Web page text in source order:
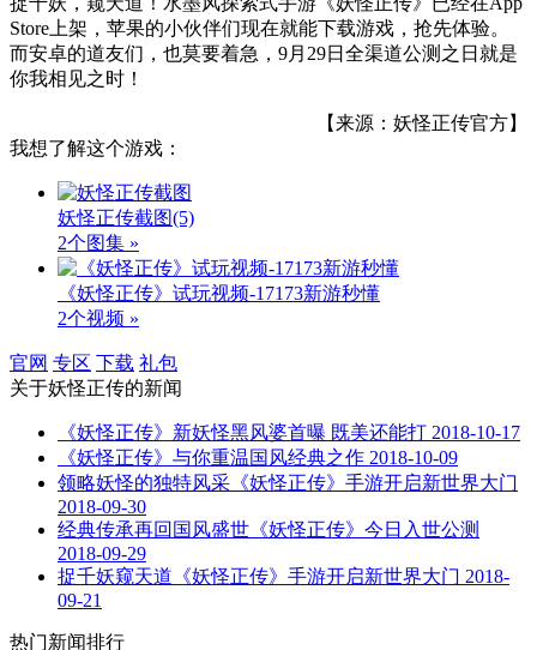
Store上架，苹果的小伙伴们现在就能下载游戏，抢先体验。
而安卓的道友们，也莫要着急，9月29日全渠道公测之日就是
你我相见之时！
【来源：妖怪正传官方】
我想了解这个游戏：
妖怪正传截图(5)
2个图集 »
《妖怪正传》试玩视频-17173新游秒懂
2个视频 »
官网 专区 下载 礼包
关于妖怪正传的新闻
《妖怪正传》新妖怪黑风婆首曝 既美还能打 2018-10-17
《妖怪正传》与你重温国风经典之作 2018-10-09
领略妖怪的独特风采《妖怪正传》手游开启新世界大门
2018-09-30
经典传承再回国风盛世《妖怪正传》今日入世公测
2018-09-29
捉千妖窥天道《妖怪正传》手游开启新世界大门 2018-
09-21
热门新闻排行